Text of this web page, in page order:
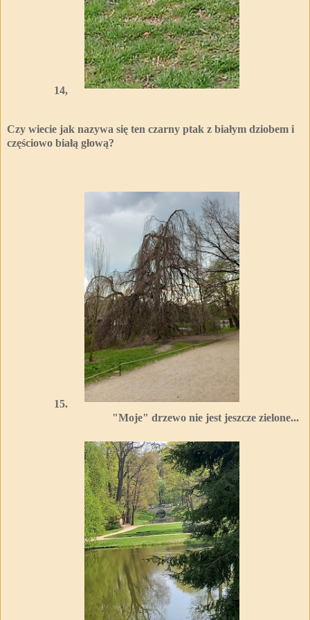
14,
Czy wiecie jak nazywa się ten czarny ptak z białym dziobem i
częściowo białą głową?
15.
"Moje" drzewo nie jest jeszcze zielone...